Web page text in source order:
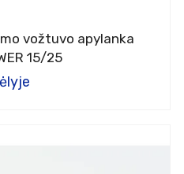
vožtuvo apylanka
15/25